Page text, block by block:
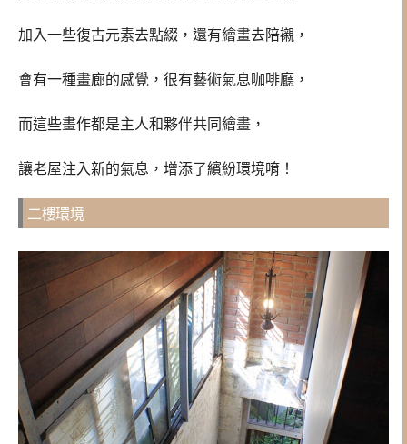
加入一些復古元素去點綴，還有繪畫去陪襯，
會有一種畫廊的感覺，很有藝術氣息咖啡廳，
而這些畫作都是主人和夥伴共同繪畫，
讓老屋注入新的氣息，增添了繽紛環境唷！
二樓環境